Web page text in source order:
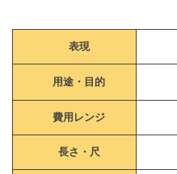
表現
用途・目的
費用レンジ
長さ・尺